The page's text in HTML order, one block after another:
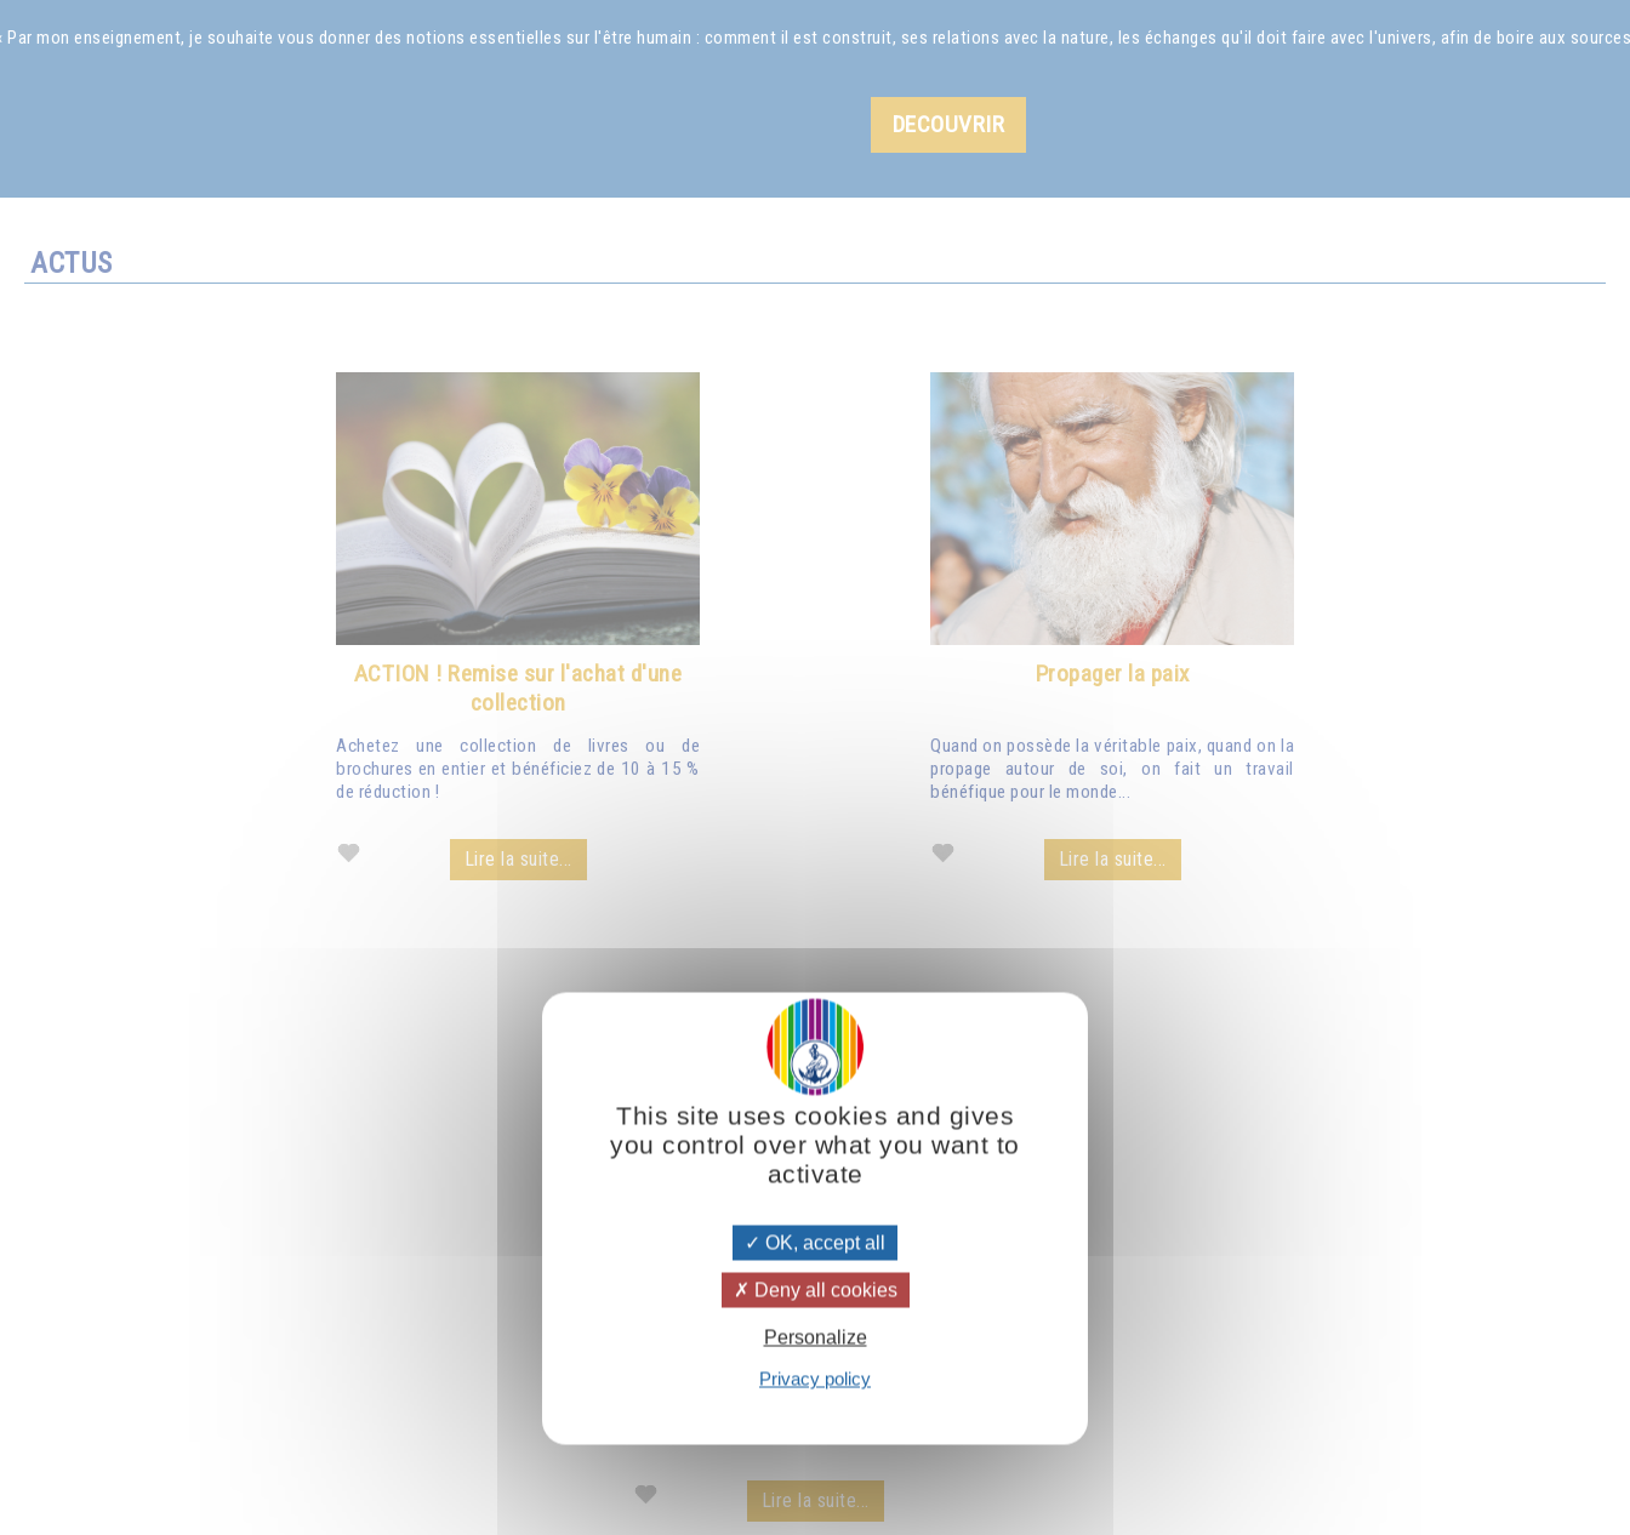
Par mon enseignement, je souhaite vous donner des notions essentielles sur l'être humain : comment il est construit, ses relations avec la nature, les échanges qu'il doit faire avec l'univers, afin de boire aux
DECOUVRIR
ACTUS
ACTION ! Remise sur l'achat d'une
collection
Achetez une collection de livres ou de
brochures en entier et bénéficiez de 10 à 15 %
de réduction !
Lire la suite...
Propager la paix
Quand on possède la véritable paix, quand on la
propage autour de soi, on fait un travail
bénéfique pour le monde...
Lire la suite...
Les rayons du soleil
Le pouvoir extraordinaire des rayons du soleil
Lire la suite...
This site uses cookies and gives
you control over what you want to
activate
OK, accept all
Deny all cookies
Personalize
Privacy policy